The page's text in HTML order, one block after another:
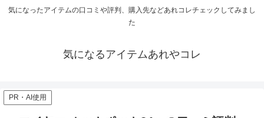
気になったアイテムの口コミや評判、購入先などあれコレチェックしてみまし
た
気になるアイテムあれやコレ
PR・AI使用